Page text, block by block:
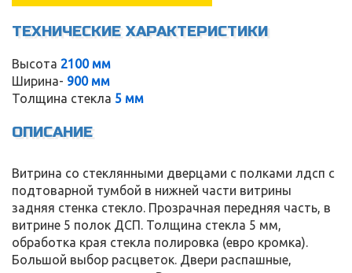
ТЕХНИЧЕСКИЕ ХАРАКТЕРИСТИКИ
Высота 2100 мм
Ширина- 900 мм
Толщина стекла 5 мм
ОПИСАНИЕ
Витрина со стеклянными дверцами с полками лдсп с
подтоварной тумбой в нижней части витрины
задняя стенка стекло. Прозрачная передняя часть, в
витрине 5 полок ДСП. Толщина стекла 5 мм,
обработка края стекла полировка (евро кромка).
Большой выбор расцветок. Двери распашные,